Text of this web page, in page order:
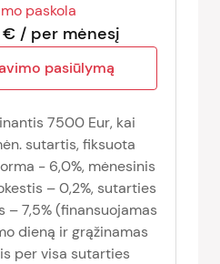
paskola
€ / per mėnesį
pasiūlymą
7500 Eur, kai
sutartis, fiksuota
- 6,0%, mėnesinis
– 0,2%, sutarties
– 7,5% (finansuojamas
dieną ir grąžinamas
per visa sutarties